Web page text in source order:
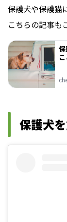
保護犬や保護猫
こちらの記事も
保
保護犬